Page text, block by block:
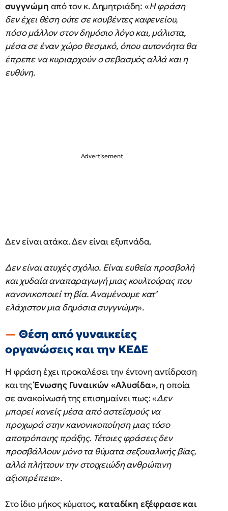
συγγνώμη από τον κ. Δημητριάδη: «Η φράση
δεν έχει θέση ούτε σε κουβέντες καφενείου,
πόσο μάλλον στον δημόσιο λόγο και, μάλιστα,
μέσα σε έναν χώρο θεσμικό, όπου αυτονόητα θα
έπρεπε να κυριαρχούν ο σεβασμός αλλά και η
ευθύνη.
Δεν είναι ατάκα. Δεν είναι εξυπνάδα.
Δεν είναι ατυχές σχόλιο. Είναι ευθεία προσβολή
και χυδαία αναπαραγωγή μιας κουλτούρας που
κανονικοποιεί τη βία. Αναμένουμε κατ’
ελάχιστον μια δημόσια συγγνώμη».
Θέση από γυναικείες
οργανώσεις και την ΚΕΔΕ
Η φράση έχει προκαλέσει την έντονη αντίδραση
και τηςΈνωσης Γυναικών «Αλυσίδα», η οποία
σε ανακοίνωσή της επισημαίνει πως: «Δεν
μπορεί κανείς μέσα από αστεϊσμούς να
προχωρά στην κανονικοποίηση μιας τόσο
αποτρόπαιης πράξης. Τέτοιες φράσεις δεν
προσβάλλουν μόνο τα θύματα σεξουαλικής βίας,
αλλά πλήττουν την στοιχειώδη ανθρώπινη
αξιοπρέπεια».
Στο ίδιο μήκος κύματος, καταδίκη εξέφρασε και